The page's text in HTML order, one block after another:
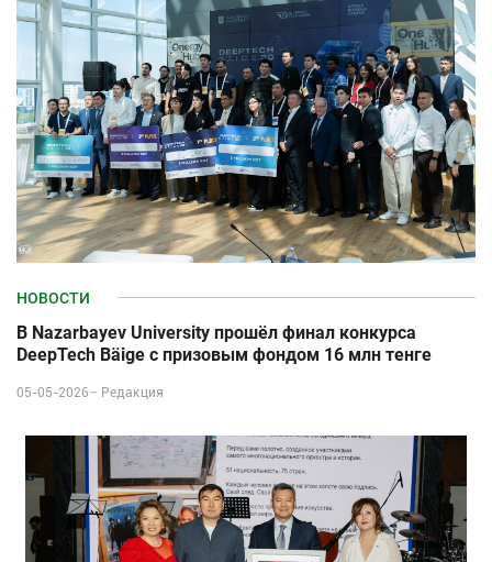
НОВОСТИ
В Nazarbayev University прошёл финал конкурса
DeepTech Bäige с призовым фондом 16 млн тенге
05-05-2026– Редакция